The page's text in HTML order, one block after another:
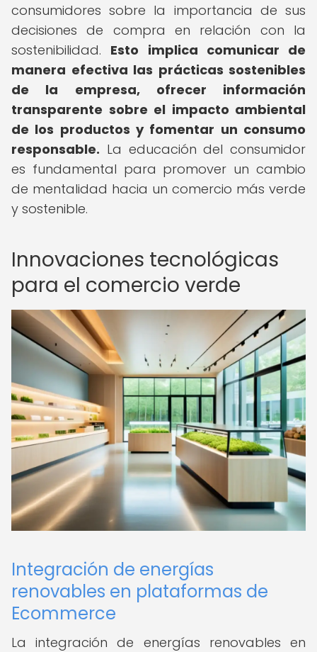
consumidores sobre la importancia de sus
decisiones de compra en relación con la
sostenibilidad. Esto implica comunicar de
manera efectiva las prácticas sostenibles
de la empresa, ofrecer información
transparente sobre el impacto ambiental
de los productos y fomentar un consumo
responsable. La educación del consumidor
es fundamental para promover un cambio
de mentalidad hacia un comercio más verde
y sostenible.
Innovaciones tecnológicas
para el comercio verde
Integración de energías
renovables en plataformas de
Ecommerce
La integración de energías renovables en